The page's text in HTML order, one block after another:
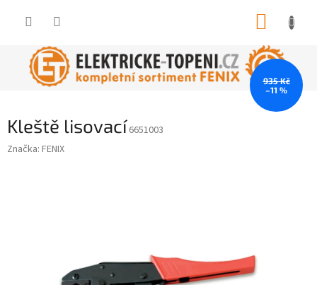
Kleště lisovací 6651003
Značka: FENIX
935 Kč
–11 %